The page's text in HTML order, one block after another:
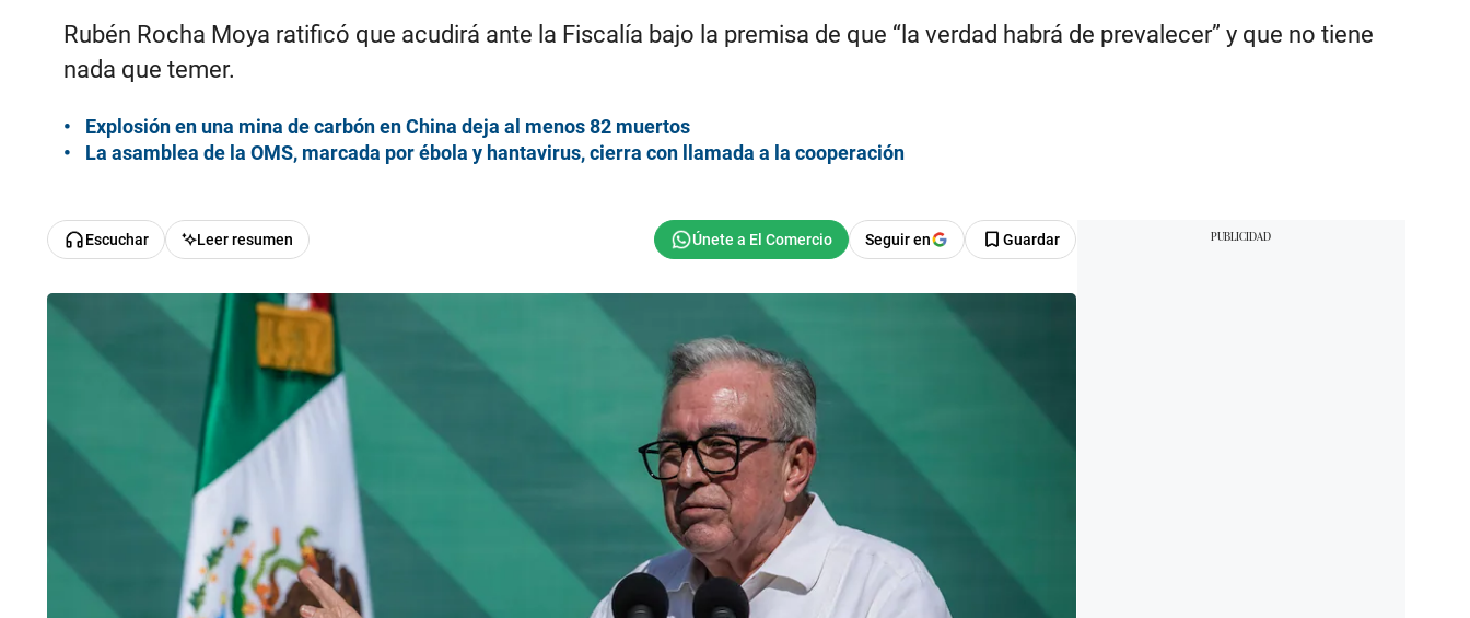
Rubén Rocha Moya ratificó que acudirá ante la Fiscalía bajo la premisa de que “la verdad habrá de prevalecer” y que no tiene
nada que temer.
Explosión en una mina de carbón en China deja al menos 82 muertos
La asamblea de la OMS, marcada por ébola y hantavirus, cierra con llamada a la cooperación
Escuchar Leer resumen Seguir en Guardar